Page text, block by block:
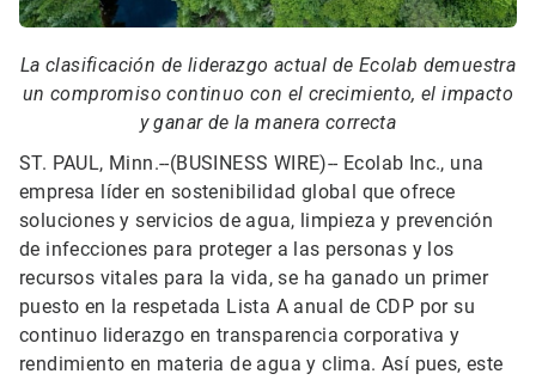
La clasificación de liderazgo actual de Ecolab demuestra
un compromiso continuo con el crecimiento, el impacto
y ganar de la manera correcta
ST. PAUL, Minn.--(BUSINESS WIRE)-- Ecolab Inc., una
empresa líder en sostenibilidad global que ofrece
soluciones y servicios de agua, limpieza y prevención
de infecciones para proteger a las personas y los
recursos vitales para la vida, se ha ganado un primer
puesto en la respetada Lista A anual de CDP por su
continuo liderazgo en transparencia corporativa y
rendimiento en materia de agua y clima. Así pues, este